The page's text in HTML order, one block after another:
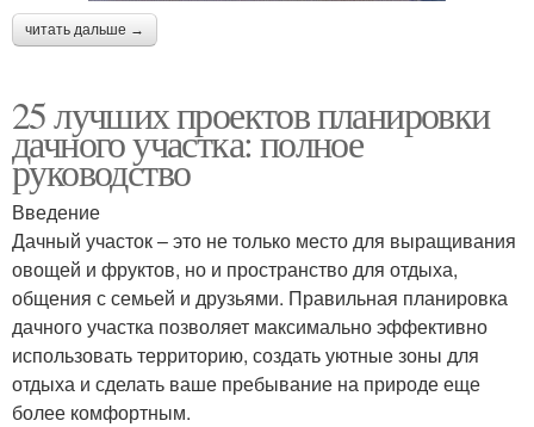
читать дальше →
25 лучших проектов планировки
дачного участка: полное
руководство
Введение
Дачный участок – это не только место для выращивания
овощей и фруктов, но и пространство для отдыха,
общения с семьей и друзьями. Правильная планировка
дачного участка позволяет максимально эффективно
использовать территорию, создать уютные зоны для
отдыха и сделать ваше пребывание на природе еще
более комфортным.